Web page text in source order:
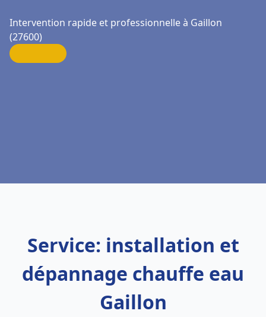
Intervention rapide et professionnelle à Gaillon
(27600)
Service: installation et
dépannage chauffe eau
Gaillon